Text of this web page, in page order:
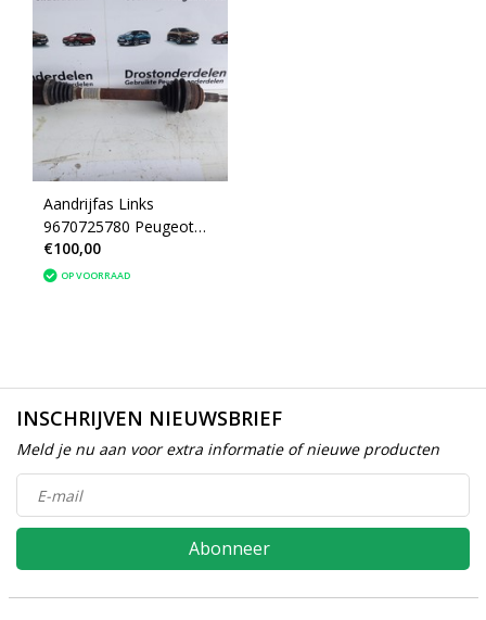
Aandrijfas Links
9670725780 Peugeot
308
€100,00
OP VOORRAAD
INSCHRIJVEN NIEUWSBRIEF
Meld je nu aan voor extra informatie of nieuwe producten
Abonneer